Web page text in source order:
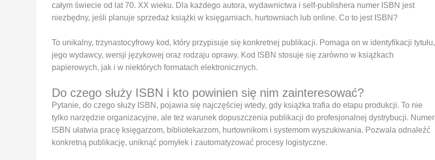
całym świecie od lat 70. XX wieku. Dla każdego autora, wydawnictwa i self-publishera numer ISBN jest
niezbędny, jeśli planuje sprzedaż książki w księgarniach, hurtowniach lub online. Co to jest ISBN?
To unikalny, trzynastocyfrowy kod, który przypisuje się konkretnej publikacji. Pomaga on w identyfikacji tytułu,
jego wydawcy, wersji językowej oraz rodzaju oprawy. Kod ISBN stosuje się zarówno w książkach
papierowych, jak i w niektórych formatach elektronicznych.
Do czego służy ISBN i kto powinien się nim zainteresować?
Pytanie, do czego służy ISBN, pojawia się najczęściej wtedy, gdy książka trafia do etapu produkcji. To nie
tylko narzędzie organizacyjne, ale też warunek dopuszczenia publikacji do profesjonalnej dystrybucji. Numer
ISBN ułatwia pracę księgarzom, bibliotekarzom, hurtownikom i systemom wyszukiwania. Pozwala odnaleźć
konkretną publikację, uniknąć pomyłek i zautomatyzować procesy logistyczne.